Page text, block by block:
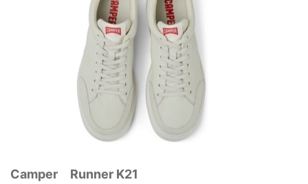
Camper Runner K21